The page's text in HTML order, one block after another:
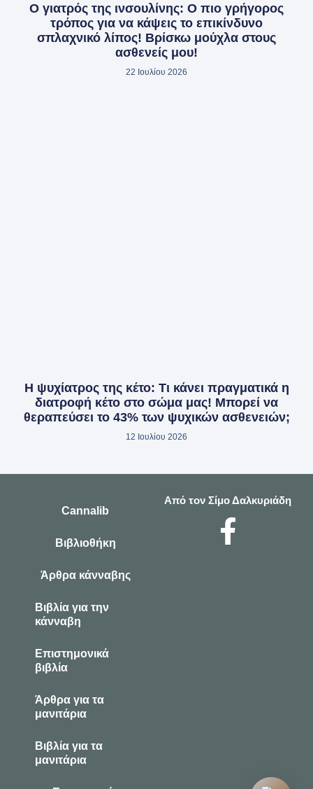
Ο γιατρός της ινσουλίνης: Ο πιο γρήγορος
τρόπος για να κάψεις το επικίνδυνο
σπλαχνικό λίπος! Βρίσκω μούχλα στους
ασθενείς μου!
22 Ιουλίου 2026
Η ψυχίατρος της κέτο: Τι κάνει πραγματικά η
διατροφή κέτο στο σώμα μας! Μπορεί να
θεραπεύσει το 43% των ψυχικών ασθενειών;
12 Ιουλίου 2026
Cannalib
Βιβλιοθήκη
Άρθρα κάνναβης
Βιβλία για την
κάνναβη
Επιστημονικά
βιβλία
Άρθρα για τα
μανιτάρια
Βιβλία για τα
μανιτάρια
Από τον Σίμο Δαλκυριάδη